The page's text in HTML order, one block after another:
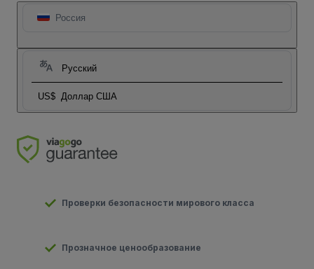
Россия
Русский
US$ Доллар США
Проверки безопасности мирового класса
Прозначное ценообразование